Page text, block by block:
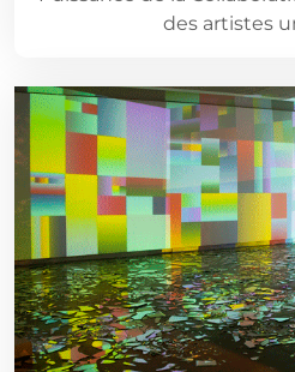
des artistes